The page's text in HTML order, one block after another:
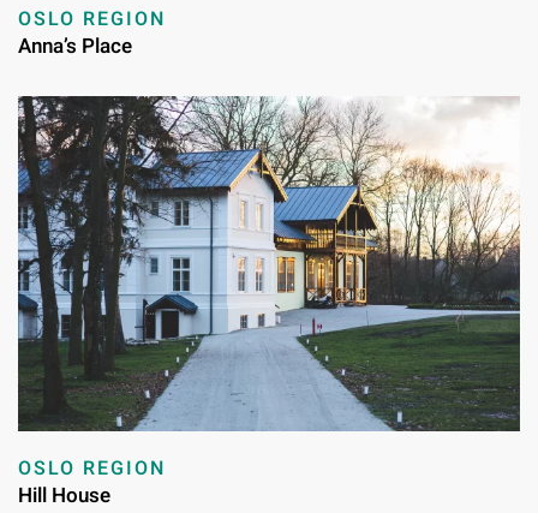
OSLO REGION
Anna’s Place
OSLO REGION
Hill House